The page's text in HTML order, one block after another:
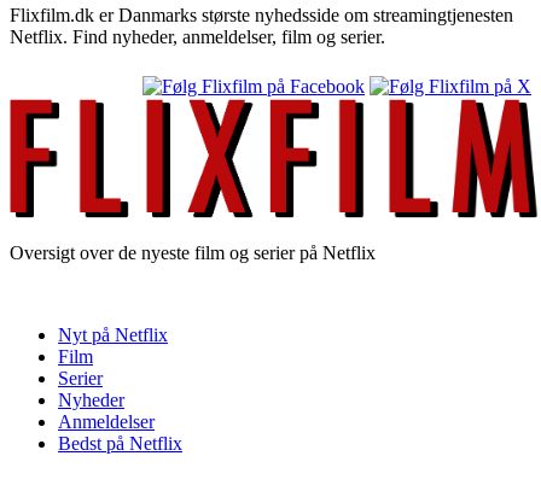
Flixfilm.dk er Danmarks største nyhedsside om streamingtjenesten
Netflix. Find nyheder, anmeldelser, film og serier.
Oversigt over de nyeste film og serier på Netflix
Nyt på Netflix
Film
Serier
Nyheder
Anmeldelser
Bedst på Netflix